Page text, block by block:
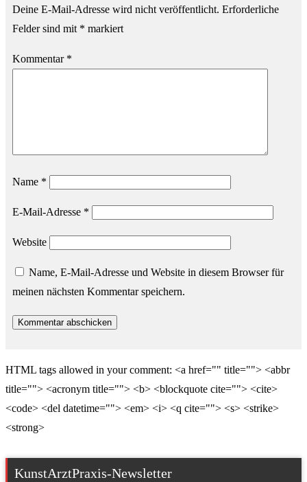
Deine E-Mail-Adresse wird nicht veröffentlicht. Erforderliche
Felder sind mit * markiert
Kommentar *
Name *
E-Mail-Adresse *
Website
Name, E-Mail-Adresse und Website in diesem Browser für
meinen nächsten Kommentar speichern.
HTML tags allowed in your comment: <a href="" title=""> <abbr
title=""> <acronym title=""> <b> <blockquote cite=""> <cite>
<code> <del datetime=""> <em> <i> <q cite=""> <s> <strike>
<strong>
KunstArztPraxis-Newsletter